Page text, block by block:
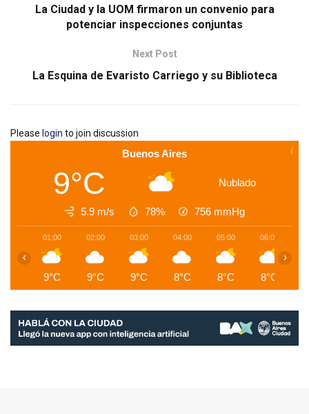
La Ciudad y la UOM firmaron un convenio para
potenciar inspecciones conjuntas
Next Post
La Esquina de Evaristo Carriego y su Biblioteca
Please login to join discussion
Buenos Aires
9°C Nublado
5.9 m/s 78% 756 mmHg
01:00
9°C
02:00
9°C
03:00
9°C
04:00
8°C
05:00
8°C
06:00
8°C
‹ ›